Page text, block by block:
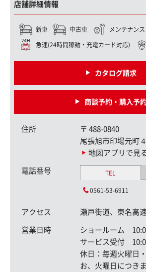
店舗詳細情報
新車 中古車 メンテナンス
急速(24時間稼動・充電カード対応)
カタログ請求
商談予約・購入予
住所 〒 488-0840
尾張旭市印場元町
地図アプリで見
電話番号 TEL
0561-53-6911
アクセス 瀬戸街道、東名高
営業日時
ショールーム
サービス受付
休日：毎週火曜
お、火曜日につき